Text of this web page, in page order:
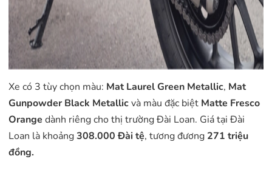
Xe có 3 tùy chọn màu: Mat Laurel Green Metallic, Mat
Gunpowder Black Metallicvà màu đặc biệt Matte Fresco
Orange dành riêng cho thị trường Đài Loan. Giá tại Đài
Loan là khoảng308.000 Đài tệ, tương đương 271 triệu
đồng.